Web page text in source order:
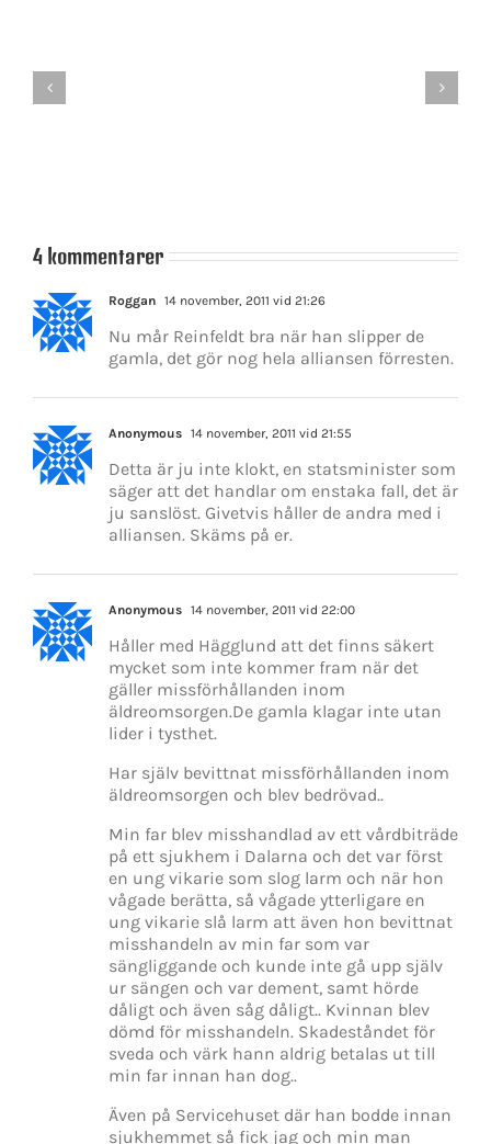
oseriöshetens
4 kommentarer
Roggan 14 november, 2011 vid 21:26
Nu mår Reinfeldt bra när han slipper de
gamla, det gör nog hela alliansen förresten.
Anonymous 14 november, 2011 vid 21:55
Detta är ju inte klokt, en statsminister som
säger att det handlar om enstaka fall, det är
ju sanslöst. Givetvis håller de andra med i
alliansen. Skäms på er.
Anonymous 14 november, 2011 vid 22:00
Håller med Hägglund att det finns säkert
mycket som inte kommer fram när det
gäller missförhållanden inom
äldreomsorgen.De gamla klagar inte utan
lider i tysthet.
Har själv bevittnat missförhållanden inom
äldreomsorgen och blev bedrövad..
Min far blev misshandlad av ett vårdbiträde
på ett sjukhem i Dalarna och det var först
en ung vikarie som slog larm och när hon
vågade berätta, så vågade ytterligare en
ung vikarie slå larm att även hon bevittnat
misshandeln av min far som var
sängliggande och kunde inte gå upp själv
ur sängen och var dement, samt hörde
dåligt och även såg dåligt.. Kvinnan blev
dömd för misshandeln. Skadeståndet för
sveda och värk hann aldrig betalas ut till
min far innan han dog..
Även på Servicehuset där han bodde innan
sjukhemmet så fick jag och min man